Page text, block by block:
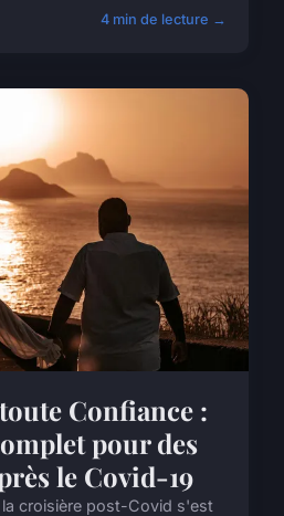
4 min de lecture →
Confiance :
pour des
le Covid-19
croisière post-Covid s'est